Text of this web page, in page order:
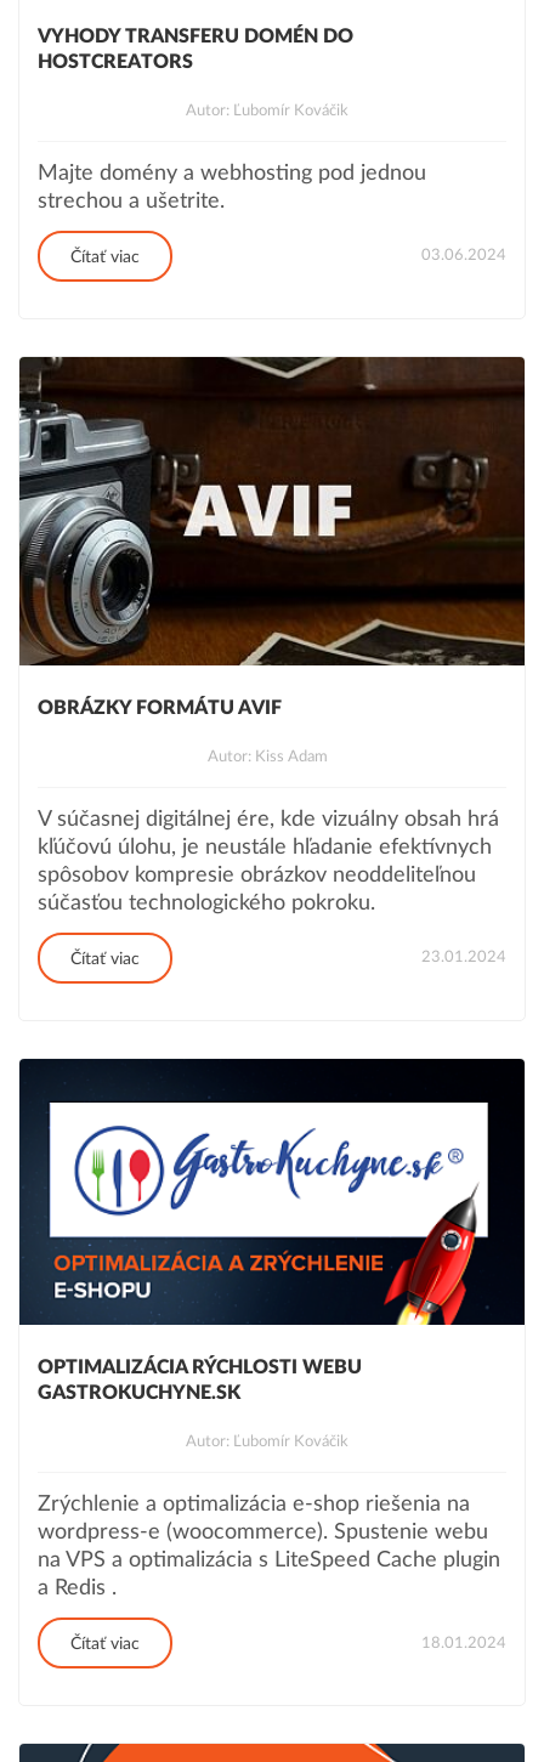
VYHODY TRANSFERU DOMÉN DO
HOSTCREATORS
Autor: Ľubomír Kováčik
Majte domény a webhosting pod jednou
strechou a ušetrite.
Čítať viac 03.06.2024
OBRÁZKY FORMÁTU AVIF
Autor: Kiss Adam
V súčasnej digitálnej ére, kde vizuálny obsah hrá
kľúčovú úlohu, je neustále hľadanie efektívnych
spôsobov kompresie obrázkov neoddeliteľnou
súčasťou technologického pokroku.
Čítať viac 23.01.2024
OPTIMALIZÁCIA RÝCHLOSTI WEBU
GASTROKUCHYNE.SK
Autor: Ľubomír Kováčik
Zrýchlenie a optimalizácia e-shop riešenia na
wordpress-e (woocommerce). Spustenie webu
na VPS a optimalizácia s LiteSpeed Cache plugin
a Redis .
Čítať viac 18.01.2024